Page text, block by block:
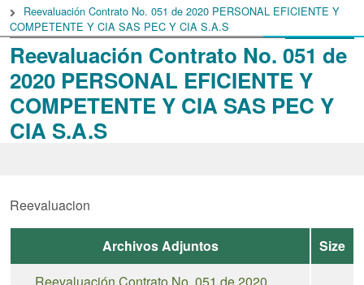
Reevaluación Contrato No. 051 de
2020 PERSONAL EFICIENTE Y
COMPETENTE Y CIA SAS PEC Y
CIA S.A.S
Reevaluación Contrato No. 051 de 2020 PERSONAL EFICIENTE Y
COMPETENTE Y CIA SAS PEC Y CIA S.A.S
Reevaluacion
Archivos Adjuntos
Size